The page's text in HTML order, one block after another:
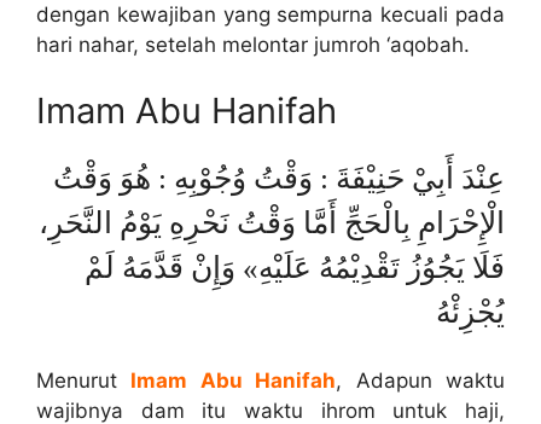
dengan kewajiban yang sempurna kecuali pada
hari nahar, setelah melontar jumroh ‘aqobah.
Imam Abu Hanifah
عِنْدَ أَبِيْ حَنِيْفَةَ : وَقْتُ وُجُوْبِهِ : هُوَ وَقْتُ
الْإِحْرَامِ بِالْحَجِّ أَمَّا وَقْتُ نَحْرِهِ يَوْمُ النَّحَرِ،
فَلَا يَجُوُزُ تَقْدِيْمُهُ عَلَيْهِ» وَإِنْ قَدَّمَهُ لَمْ
يُجْزِئْهُ
Menurut Imam Abu Hanifah, Adapun waktu
wajibnya dam itu waktu ihrom untuk haji,